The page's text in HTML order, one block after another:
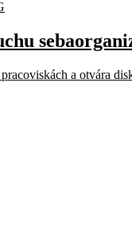
a otvára